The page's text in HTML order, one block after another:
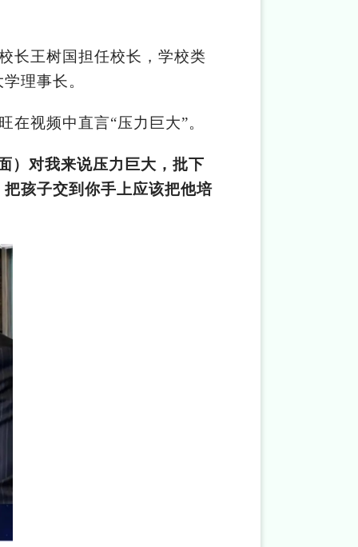
长王树国担任校长，学校类
理事长。
视频中直言“压力巨大”。
）对我来说压力巨大，批下
孩子交到你手上应该把他培